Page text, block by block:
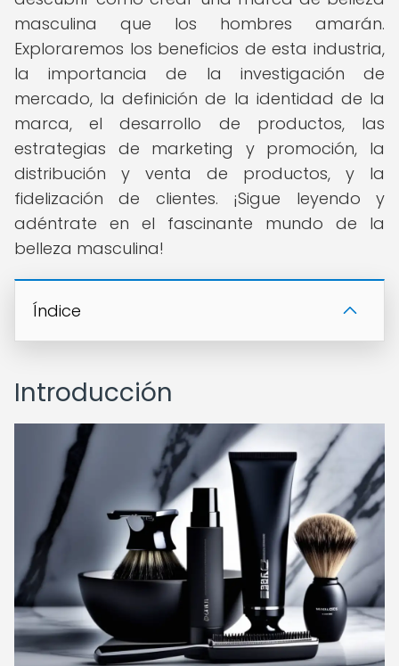
masculina que los hombres amarán.
Exploraremos los beneficios de esta industria,
la importancia de la investigación de
mercado, la definición de la identidad de la
marca, el desarrollo de productos, las
estrategias de marketing y promoción, la
distribución y venta de productos, y la
fidelización de clientes. ¡Sigue leyendo y
adéntrate en el fascinante mundo de la
belleza masculina!
Índice
Introducción